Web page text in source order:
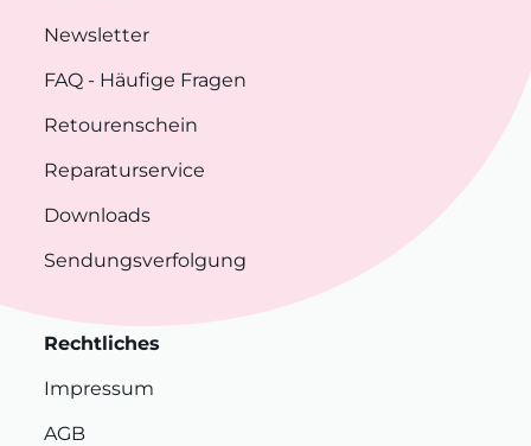
Newsletter
FAQ - Häufige Fragen
Retourenschein
Reparaturservice
Downloads
Sendungsverfolgung
Rechtliches
Impressum
AGB